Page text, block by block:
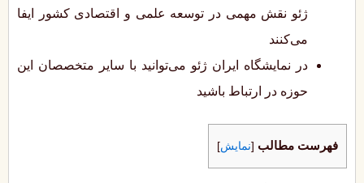
ژئو نقش مهمی در توسعه علمی و اقتصادی کشور ایفا
می‌کنند
در نمایشگاه ایران ژئو می‌توانید با سایر متخصصان این
حوزه در ارتباط باشید
فهرست مطالب [نمایش]